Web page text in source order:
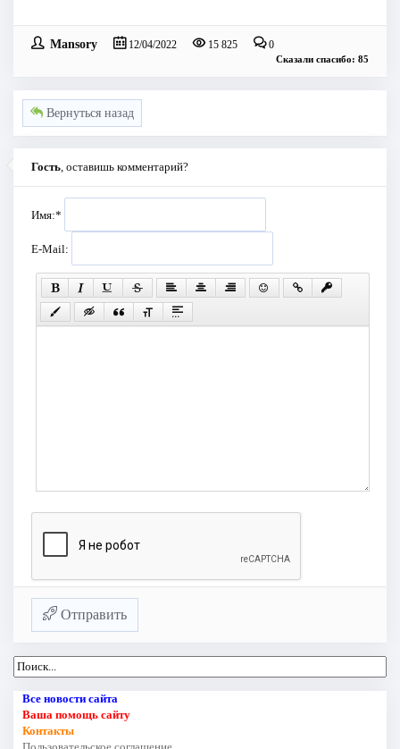
Mansory 12/04/2022 15 825 0
Сказали спасибо: 85
Вернуться назад
Гость, оставишь комментарий?
Имя:*
E-Mail:
Отправить
Все новости сайта
Ваша помощь сайту
Контакты